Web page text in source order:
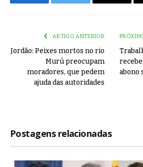
Facebook Twitter Email
ARTIGO ANTERIOR
Jordão: Peixes mortos no rio
Murú preocupam
moradores, que pedem
ajuda das autoridades
abono
Postagens relacionadas